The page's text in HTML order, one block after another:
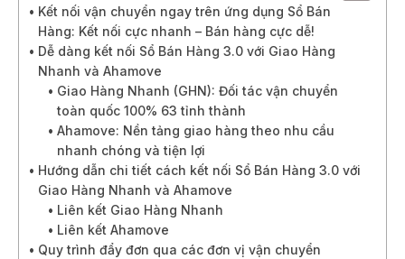
Kết nối vận chuyển ngay trên ứng dụng Sổ Bán
Hàng: Kết nối cực nhanh – Bán hàng cực dễ!
Dễ dàng kết nối Sổ Bán Hàng 3.0 với Giao Hàng
Nhanh và Ahamove
Giao Hàng Nhanh (GHN): Đối tác vận chuyển
toàn quốc 100% 63 tỉnh thành
Ahamove: Nền tảng giao hàng theo nhu cầu
nhanh chóng và tiện lợi
Hướng dẫn chi tiết cách kết nối Sổ Bán Hàng 3.0 với
Giao Hàng Nhanh và Ahamove
Liên kết Giao Hàng Nhanh
Liên kết Ahamove
Quy trình đẩy đơn qua các đơn vị vận chuyển